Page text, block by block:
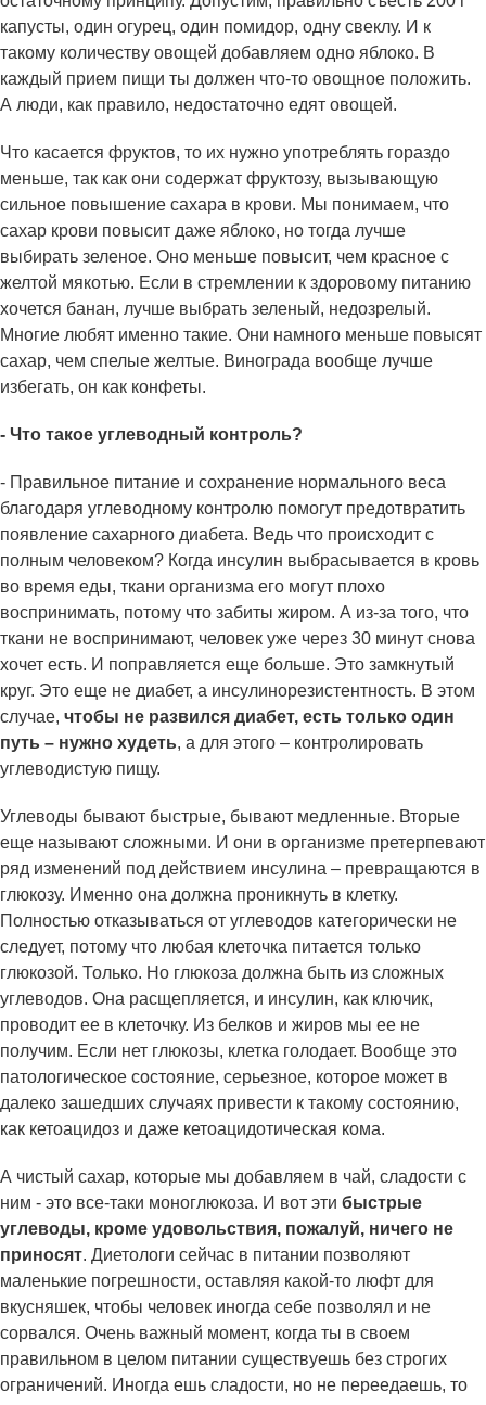
капусты, один огурец, один помидор, одну свеклу. И к
такому количеству овощей добавляем одно яблоко. В
каждый прием пищи ты должен что-то овощное положить.
А люди, как правило, недостаточно едят овощей.
Что касается фруктов, то их нужно употреблять гораздо
меньше, так как они содержат фруктозу, вызывающую
сильное повышение сахара в крови. Мы понимаем, что
сахар крови повысит даже яблоко, но тогда лучше
выбирать зеленое. Оно меньше повысит, чем красное с
желтой мякотью. Если в стремлении к здоровому питанию
хочется банан, лучше выбрать зеленый, недозрелый.
Многие любят именно такие. Они намного меньше повысят
сахар, чем спелые желтые. Винограда вообще лучше
избегать, он как конфеты.
- Что такое углеводный контроль?
- Правильное питание и сохранение нормального веса
благодаря углеводному контролю помогут предотвратить
появление сахарного диабета. Ведь что происходит с
полным человеком? Когда инсулин выбрасывается в кровь
во время еды, ткани организма его могут плохо
воспринимать, потому что забиты жиром. А из-за того, что
ткани не воспринимают, человек уже через 30 минут снова
хочет есть. И поправляется еще больше. Это замкнутый
круг. Это еще не диабет, а инсулинорезистентность. В этом
случае, чтобы не развился диабет, есть только один
путь – нужно худеть, а для этого – контролировать
углеводистую пищу.
Углеводы бывают быстрые, бывают медленные. Вторые
еще называют сложными. И они в организме претерпевают
ряд изменений под действием инсулина – превращаются в
глюкозу. Именно она должна проникнуть в клетку.
Полностью отказываться от углеводов категорически не
следует, потому что любая клеточка питается только
глюкозой. Только. Но глюкоза должна быть из сложных
углеводов. Она расщепляется, и инсулин, как ключик,
проводит ее в клеточку. Из белков и жиров мы ее не
получим. Если нет глюкозы, клетка голодает. Вообще это
патологическое состояние, серьезное, которое может в
далеко зашедших случаях привести к такому состоянию,
как кетоацидоз и даже кетоацидотическая кома.
А чистый сахар, которые мы добавляем в чай, сладости с
ним - это все-таки моноглюкоза. И вот эти быстрые
углеводы, кроме удовольствия, пожалуй, ничего не
приносят. Диетологи сейчас в питании позволяют
маленькие погрешности, оставляя какой-то люфт для
вкусняшек, чтобы человек иногда себе позволял и не
сорвался. Очень важный момент, когда ты в своем
правильном в целом питании существуешь без строгих
ограничений. Иногда ешь сладости, но не переедаешь, то